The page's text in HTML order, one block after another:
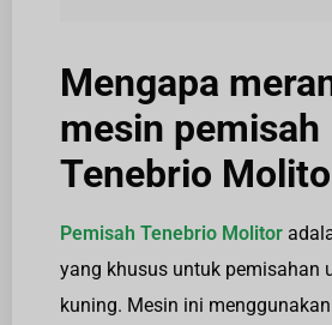
Mengapa
mesin pemisah
Tenebrio
Pemisah Tenebrio Molitor
yang khusus untuk pemisahan
kuning. Mesin ini